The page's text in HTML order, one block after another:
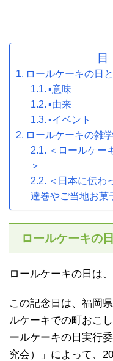
目
ロールケーキの日
▪意味
▪由来
▪イベント
ロールケーキの雑学
＜ロールケー
＞
＜日本に伝わ
達巻やご当地お菓
ロールケーキの
ロールケーキの日は、
この記念日は、福岡
ルケーキでの町おこ
ールケーキの日実行
究会）」によって、